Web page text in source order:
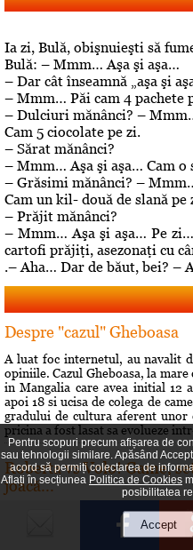
Ia zi, Bulă, obişnuieşti să
Bulă: – Mmm… Aşa şi aşa…
– Dar cât înseamnă „aşa şi
– Mmm… Păi cam 4 pachete
– Dulciuri mănânci? –
Cam 5 ciocolate pe zi.
– Sărat mănânci?
– Mmm… Aşa şi aşa… Cam o
– Grăsimi mănânci? –
Cam un kil- două de slană pe
– Prăjit mănânci?
– Mmm… Aşa şi aşa… Pe
cartofi prăjiţi, asezonaţi cu
.– Aha… Dar de băut, bei? –
Despre "cazul" Gheboasa
A luat foc internetul, au navalit
opiniile. Cazul Gheboasa, la mare
in Mangalia care avea initial 12
apoi 18 si ucisa de colega de
gradului de cultura aferent unor
pricina a fost lasat sa evolueze
Roberta vs Volo! Game,
joacă...
Conflictele dintre Roberta
sunt vechi. Certurile dintre ei
vreun cunoscut reuşeşte să îi
Pentru scopuri precum afișarea de
sau tehnologii similare. Apăsând
acord să permiți colectarea de
Aflați în secțiunea Politica de Cookies
posibilitatea